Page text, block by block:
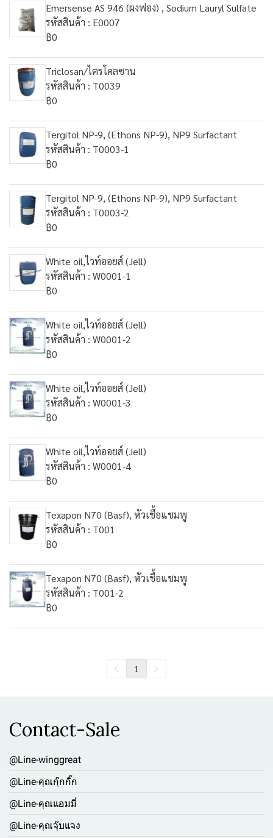
Emersense AS 946 (ผงฟอง) , Sodium Lauryl Sulfate
รหัสสินค้า : E0007
฿0
Triclosan/ไตรโคลซาน
รหัสสินค้า : T0039
฿0
Tergitol NP-9, (Ethons NP-9), NP9 Surfactant
รหัสสินค้า : T0003-1
฿0
Tergitol NP-9, (Ethons NP-9), NP9 Surfactant
รหัสสินค้า : T0003-2
฿0
White oil,ไวท์ออยส์ (Jell)
รหัสสินค้า : W0001-1
฿0
White oil,ไวท์ออยส์ (Jell)
รหัสสินค้า : W0001-2
฿0
White oil,ไวท์ออยส์ (Jell)
รหัสสินค้า : W0001-3
฿0
White oil,ไวท์ออยส์ (Jell)
รหัสสินค้า : W0001-4
฿0
Texapon N70 (Basf), หัวเชื้อแชมพู
รหัสสินค้า : T001
฿0
Texapon N70 (Basf), หัวเชื้อแชมพู
รหัสสินค้า : T001-2
฿0
1
Contact-Sale
@Line-winggreat
@Line-คุณกุ๊กกิ๊ก
@Line-คุณแอมมี่
@Line-คุณจุ๊บแจง